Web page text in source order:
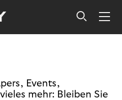
Events,
mehr: Bleiben Sie